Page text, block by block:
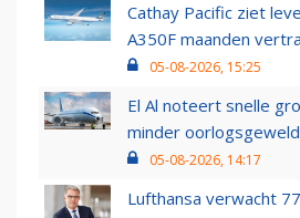
Cathay Pacific ziet
A350F maanden
05-08-2026, 15:25
El Al noteert snelle
minder oorlogsgeweld
05-08-2026, 14:17
Lufthansa verwacht